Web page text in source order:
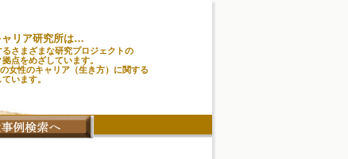
ャリア研究所は…
さまざまな研究プロジェクトの
点をめざしています。
女性のキャリア（生き方）に関する
います。